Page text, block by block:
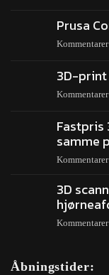
Prusa
3D-print
Fastpris
samme
3D
Åbningstider: